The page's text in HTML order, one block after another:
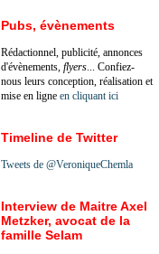
Pubs, évènements
Rédactionnel, publicité, annonces
d'évènements, flyers ... Confiez-
nous leurs conception, réalisation et
mise en ligne en cliquant ici
Timeline de Twitter
Tweets de @VeroniqueChemla
Interview de Maitre Axel
Metzker, avocat de la
famille Selam